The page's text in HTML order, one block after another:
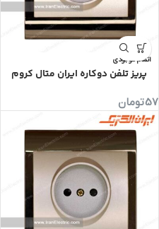
اتمام موجودی
پریز تلفن دوکاره ایران متال کروم
57تومان